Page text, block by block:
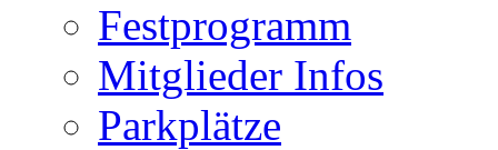
Festprogramm
Mitglieder Infos
Parkplätze